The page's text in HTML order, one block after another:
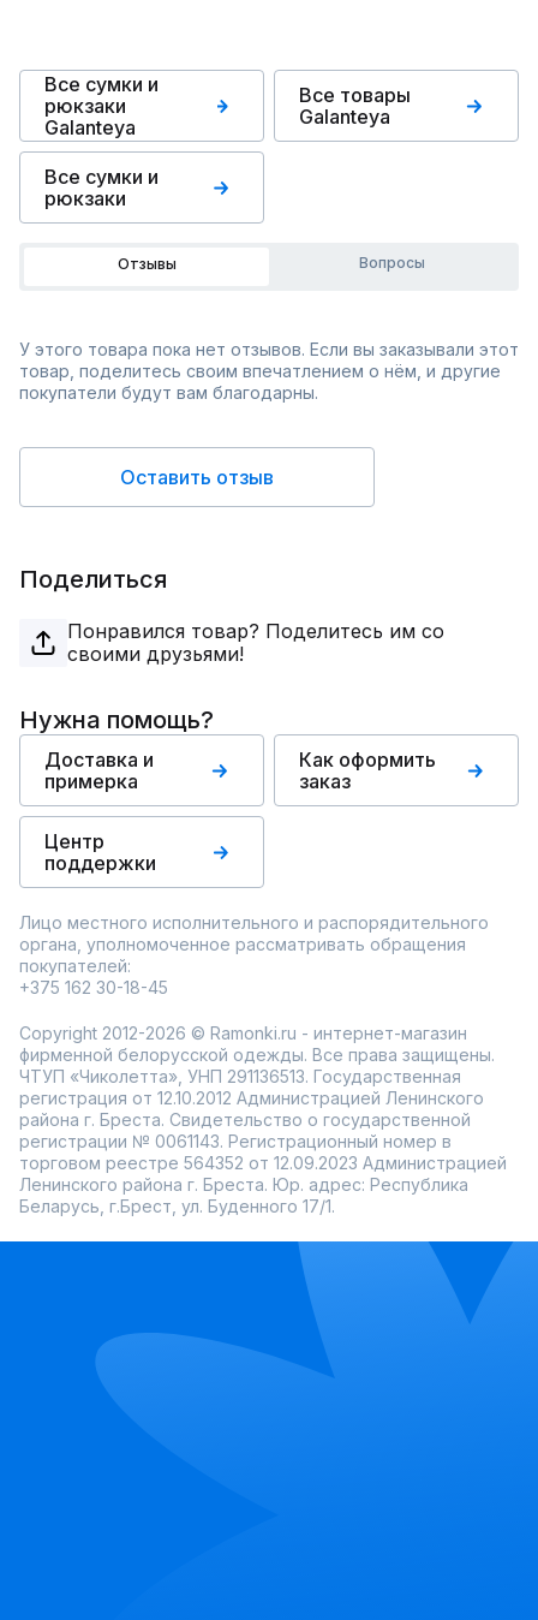
Все сумки и
рюкзаки
Galanteya
Все товары
Galanteya
Все сумки и
рюкзаки
Отзывы Вопросы
У этого товара пока нет отзывов. Если вы заказывали этот
товар, поделитесь своим впечатлением о нём, и другие
покупатели будут вам благодарны.
Оставить отзыв
Поделиться
Понравился товар? Поделитесь им со
своими друзьями!
Нужна помощь?
Доставка и
примерка
Как оформить
заказ
Центр
поддержки
Лицо местного исполнительного и распорядительного
органа, уполномоченное рассматривать обращения
покупателей:
+375 162 30-18-45
Copyright 2012-2026 © Ramonki.ru - интернет-магазин
фирменной белорусской одежды. Все права защищены.
ЧТУП «Чиколетта», УНП 291136513. Государственная
регистрация от 12.10.2012 Администрацией Ленинского
района г. Бреста. Свидетельство о государственной
регистрации № 0061143. Регистрационный номер в
торговом реестре 564352 от 12.09.2023 Администрацией
Ленинского района г. Бреста. Юр. адрес: Республика
Беларусь, г.Брест, ул. Буденного 17/1.